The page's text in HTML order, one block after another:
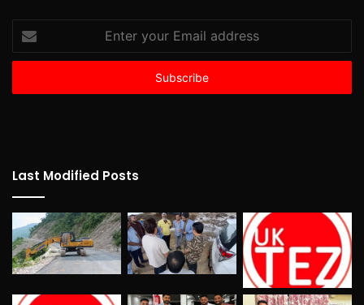
your
Email
Last Modified Posts